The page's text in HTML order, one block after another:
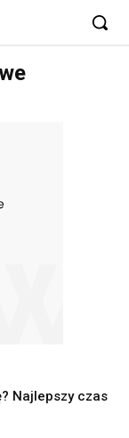
Najlepszy czas